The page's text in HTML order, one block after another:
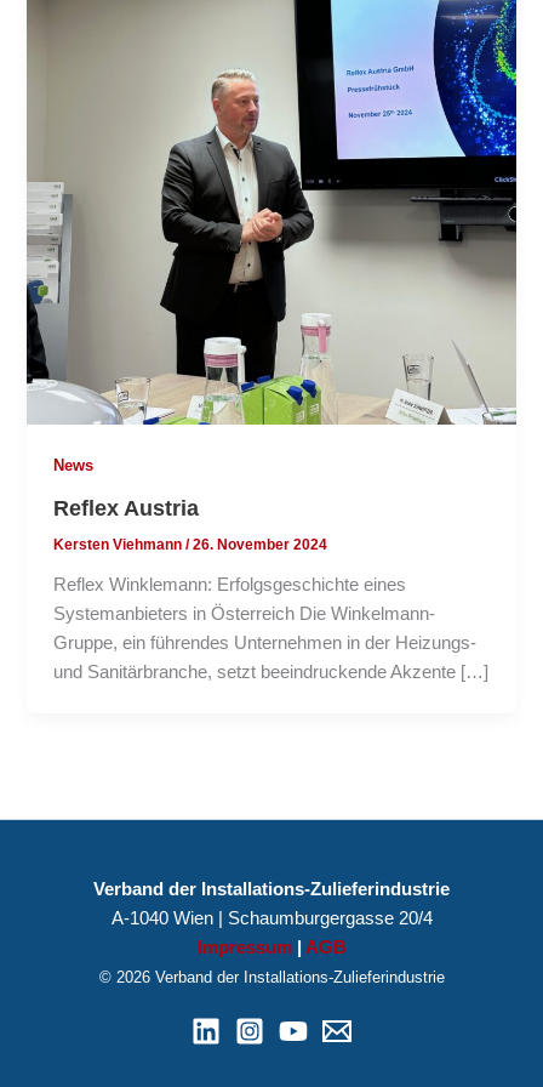
News
Reflex Austria
Kersten Viehmann/26. November 2024
Reflex Winklemann: Erfolgsgeschichte eines
Systemanbieters in Österreich Die Winkelmann-
Gruppe, ein führendes Unternehmen in der Heizungs-
und Sanitärbranche, setzt beeindruckende Akzente […]
Verband der Installations-Zulieferindustrie
A-1040 Wien | Schaumburgergasse 20/4
Impressum
AGB
© 2026 Verband der Installations-Zulieferindustrie